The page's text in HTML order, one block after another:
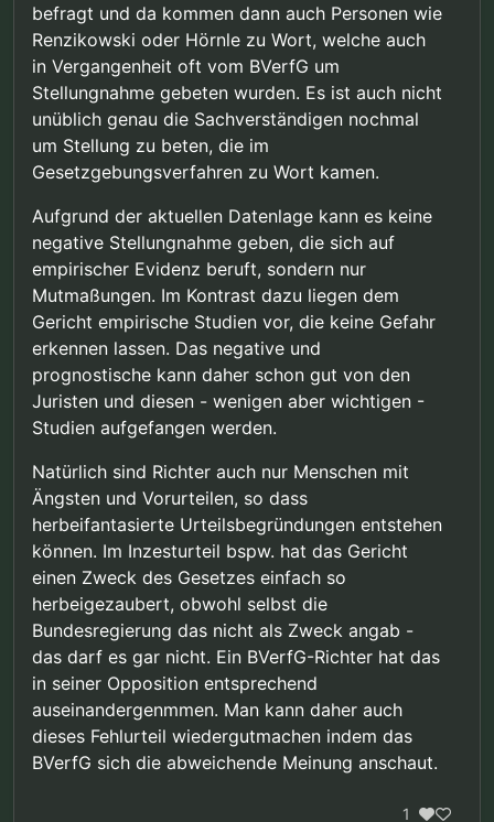
befragt und da kommen dann auch Personen wie
Renzikowski oder Hörnle zu Wort, welche auch
in Vergangenheit oft vom BVerfG um
Stellungnahme gebeten wurden. Es ist auch nicht
unüblich genau die Sachverständigen nochmal
um Stellung zu beten, die im
Gesetzgebungsverfahren zu Wort kamen.
Aufgrund der aktuellen Datenlage kann es keine
negative Stellungnahme geben, die sich auf
empirischer Evidenz beruft, sondern nur
Mutmaßungen. Im Kontrast dazu liegen dem
Gericht empirische Studien vor, die keine Gefahr
erkennen lassen. Das negative und
prognostische kann daher schon gut von den
Juristen und diesen - wenigen aber wichtigen -
Studien aufgefangen werden.
Natürlich sind Richter auch nur Menschen mit
Ängsten und Vorurteilen, so dass
herbeifantasierte Urteilsbegründungen entstehen
können. Im Inzesturteil bspw. hat das Gericht
einen Zweck des Gesetzes einfach so
herbeigezaubert, obwohl selbst die
Bundesregierung das nicht als Zweck angab -
das darf es gar nicht. Ein BVerfG-Richter hat das
in seiner Opposition entsprechend
auseinandergenmmen. Man kann daher auch
dieses Fehlurteil wiedergutmachen indem das
BVerfG sich die abweichende Meinung anschaut.
1